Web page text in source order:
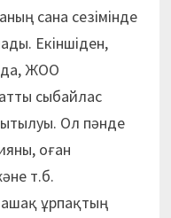
сана сезімінде
Екіншіден,
ЖОО
сыбайлас
Ол пәнде
оған
т.б.
ұрпақтың